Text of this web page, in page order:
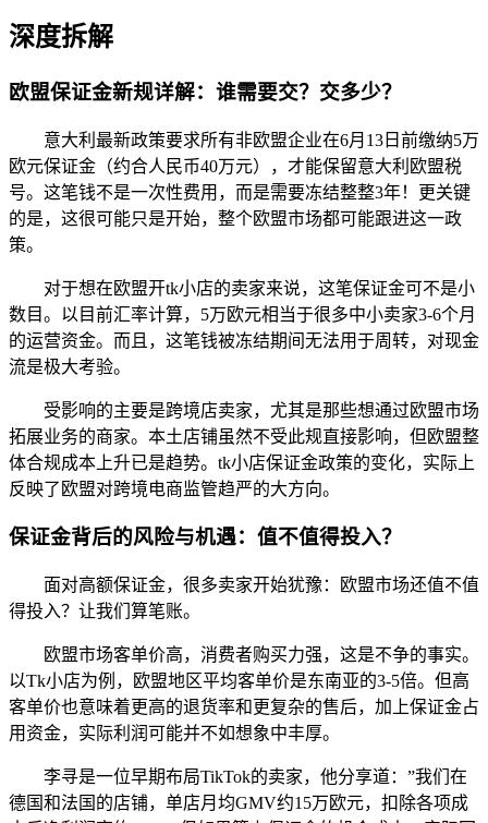
深度拆解
欧盟保证金新规详解：谁需要交？交多少？
意大利最新政策要求所有非欧盟企业在6月13日前缴纳5万
欧元保证金（约合人民币40万元），才能保留意大利欧盟税
号。这笔钱不是一次性费用，而是需要冻结整整3年！更关键
的是，这很可能只是开始，整个欧盟市场都可能跟进这一政
策。
对于想在欧盟开tk小店的卖家来说，这笔保证金可不是小
数目。以目前汇率计算，5万欧元相当于很多中小卖家3-6个月
的运营资金。而且，这笔钱被冻结期间无法用于周转，对现金
流是极大考验。
受影响的主要是跨境店卖家，尤其是那些想通过欧盟市场
拓展业务的商家。本土店铺虽然不受此规直接影响，但欧盟整
体合规成本上升已是趋势。tk小店保证金政策的变化，实际上
反映了欧盟对跨境电商监管趋严的大方向。
保证金背后的风险与机遇：值不值得投入？
面对高额保证金，很多卖家开始犹豫：欧盟市场还值不值
得投入？让我们算笔账。
欧盟市场客单价高，消费者购买力强，这是不争的事实。
以Tk小店为例，欧盟地区平均客单价是东南亚的3-5倍。但高
客单价也意味着更高的退货率和更复杂的售后，加上保证金占
用资金，实际利润可能并不如想象中丰厚。
李寻是一位早期布局TikTok的卖家，他分享道：”我们在
德国和法国的店铺，单店月均GMV约15万欧元，扣除各项成